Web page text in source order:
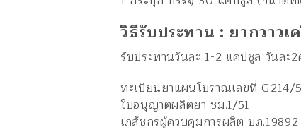
วิธีรับประทาน : ยากวาว
รับประทานวันละ 1-2 แคปซูล วันละ
ทะเบียนยาแผนโบราณเลขที่ G214/
ใบอนุญาตผลิตยา ชม.1/51
เภสัชกรผู้ควบคุมการผลิต บภ.19892